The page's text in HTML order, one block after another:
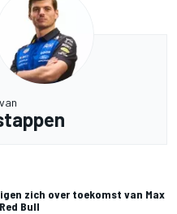
zich over toekomst van Max
Bull